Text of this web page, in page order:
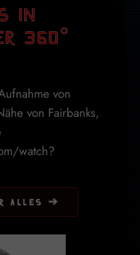
in
360°
von
von Fairbanks,
watch?
alles ➔